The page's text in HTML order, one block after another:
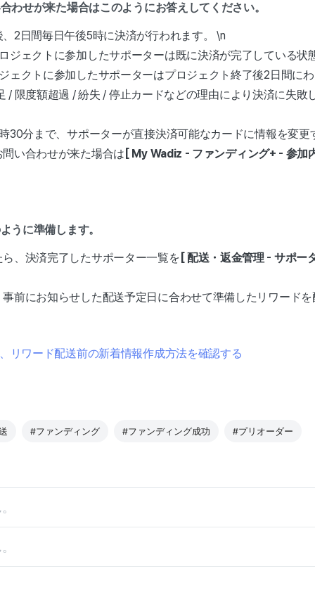
わせが来た場合はこのようにお答えしてください。
2日間毎日午後5時に決済が行われます。 \n
ジェクトに参加したサポーターは既に決済が完了している状
ェクトに参加したサポーターはプロジェクト終了後2日間に
/ 限度額超過 / 紛失 / 停止カードなどの理由により決済に失敗
30分まで、サポーターが直接決済可能なカードに情報を変更
い合わせが来た場合は [ My Wadiz - ファンディング+ - 参
うに準備します。
、決済完了したサポーター一覧を [ 配送・返金管理 - サポー
前にお知らせした配送予定日に合わせて準備したリワードを
リワード配送前の新着情報作成方法を確認する
#ファンディング #ファンディング成功 #プリオーダー